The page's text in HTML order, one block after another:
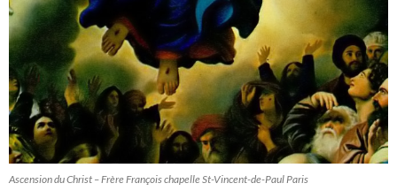
Ascension du Christ – Frère François chapelle St-Vincent-de-Paul Paris